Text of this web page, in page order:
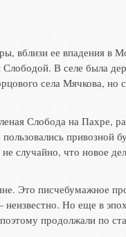
вблизи ее впадения в
В селе была
села Мячкова, но
Слобода на Пахре,
привозной
случайно, что новое
Это писчебумажное
неизвестно. Но еще в
продолжали по